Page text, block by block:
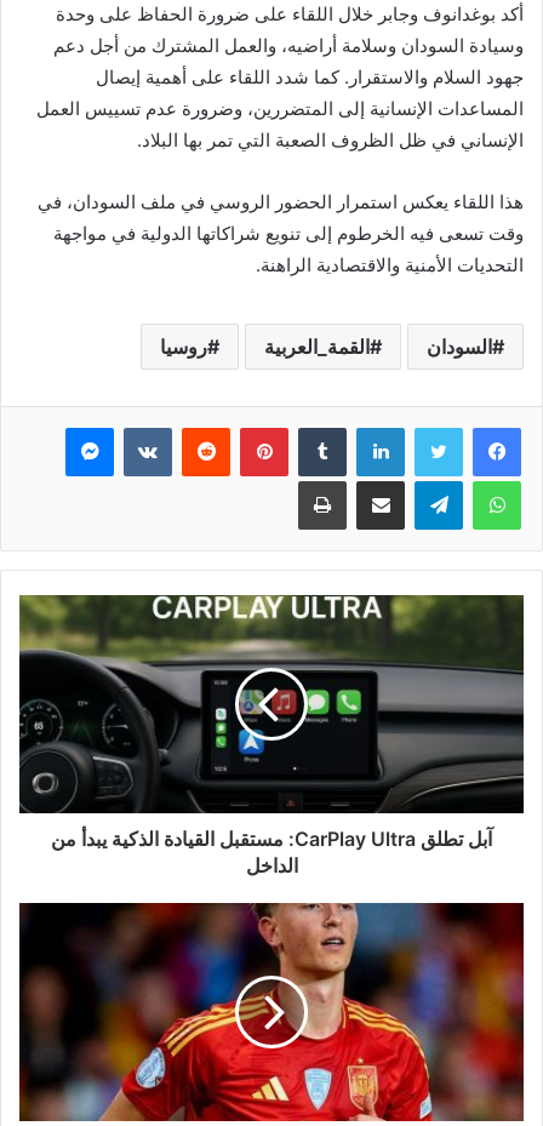
أكد بوغدانوف وجابر خلال اللقاء على ضرورة الحفاظ على وحدة
وسيادة السودان وسلامة أراضيه، والعمل المشترك من أجل دعم
جهود السلام والاستقرار. كما شدد اللقاء على أهمية إيصال
المساعدات الإنسانية إلى المتضررين، وضرورة عدم تسييس العمل
الإنساني في ظل الظروف الصعبة التي تمر بها البلاد.
هذا اللقاء يعكس استمرار الحضور الروسي في ملف السودان، في
وقت تسعى فيه الخرطوم إلى تنويع شراكاتها الدولية في مواجهة
التحديات الأمنية والاقتصادية الراهنة.
السودان القمة_العربية روسيا
فيسبوك تويتر لينكدإن بينتيريست ماسنجر
واتساب تيلقرام مشاركة عبر البريد طباعة
آبل تطلق CarPlay Ultra: مستقبل القيادة الذكية يبدأ من
الداخل